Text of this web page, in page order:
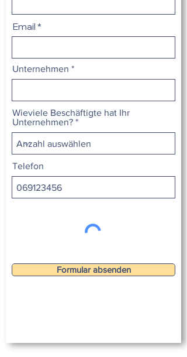
Email
Unternehmen
Wieviele Beschäftigte hat Ihr
Unternehmen?
Telefon
Formular absenden